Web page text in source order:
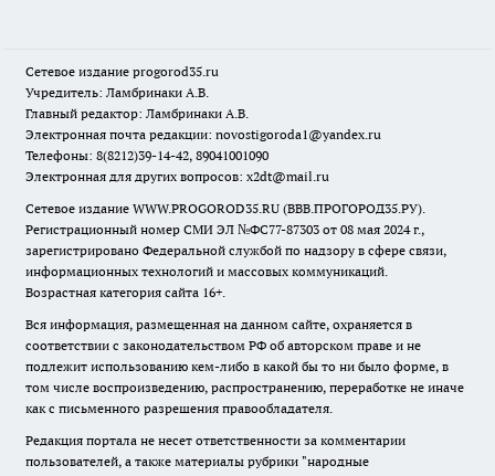
Сетевое издание progorod35.ru
Учредитель: Ламбринаки А.В.
Главный редактор: Ламбринаки А.В.
Электронная почта редакции: novostigoroda1@yandex.ru
Телефоны: 8(8212)39-14-42, 89041001090
Электронная для других вопросов: x2dt@mail.ru
Сетевое издание WWW.PROGOROD35.RU (ВВВ.ПРОГОРОД35.РУ).
Регистрационный номер СМИ ЭЛ №ФС77-87303 от 08 мая 2024 г.,
зарегистрировано Федеральной службой по надзору в сфере связи,
информационных технологий и массовых коммуникаций.
Возрастная категория сайта 16+.
Вся информация, размещенная на данном сайте, охраняется в
соответствии с законодательством РФ об авторском праве и не
подлежит использованию кем-либо в какой бы то ни было форме, в
том числе воспроизведению, распространению, переработке не иначе
как с письменного разрешения правообладателя.
Редакция портала не несет ответственности за комментарии
пользователей, а также материалы рубрики "народные